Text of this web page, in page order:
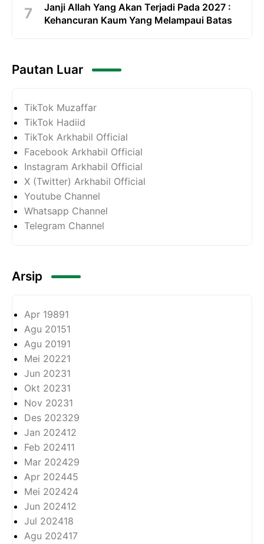
Janji Allah Yang Akan Terjadi Pada 2027 :
Kehancuran Kaum Yang Melampaui Batas
Pautan Luar
TikTok Muzaffar
TikTok Hadiid
TikTok Arkhabil Official
Facebook Arkhabil Official
Instagram Arkhabil Official
X (Twitter) Arkhabil Official
Youtube Channel
Whatsapp Channel
Telegram Channel
Arsip
Apr 19891
Agu 20151
Agu 20191
Mei 20221
Jun 20231
Okt 20231
Nov 20231
Des 202329
Jan 202412
Feb 202411
Mar 202429
Apr 202445
Mei 202424
Jun 202412
Jul 202418
Agu 202417